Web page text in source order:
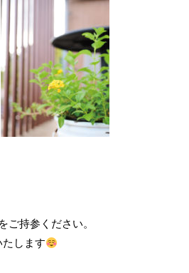
持参ください。
します